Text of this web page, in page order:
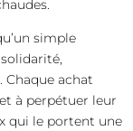
simple
Chaque achat
à perpétuer leur
qui le portent une